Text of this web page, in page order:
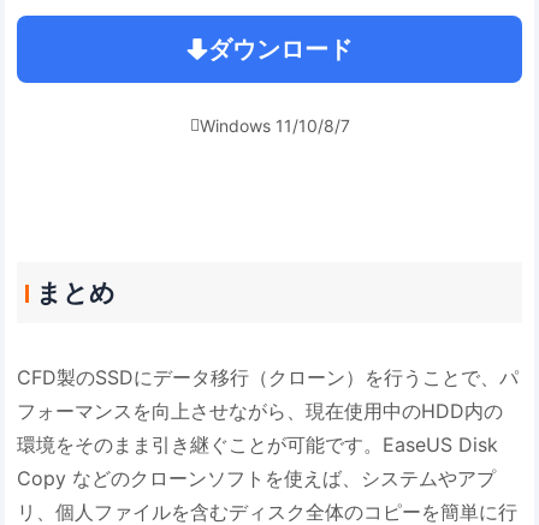
ダウンロード
Windows 11/10/8/7
まとめ
CFD製のSSDにデータ移行（クローン）を行うことで、パ
フォーマンスを向上させながら、現在使用中のHDD内の
環境をそのまま引き継ぐことが可能です。EaseUS Disk
Copy などのクローンソフトを使えば、システムやアプ
リ、個人ファイルを含むディスク全体のコピーを簡単に行